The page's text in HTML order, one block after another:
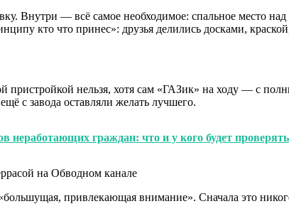
Внутри — всё самое необходимое: спальное место
кто что принес»: друзья делились досками,
нельзя, хотя сам «ГАЗик» на ходу — с
с завода оставляли желать лучшего.
неработающих граждан: что и у кого будет
привлекающая внимание». Сначала это